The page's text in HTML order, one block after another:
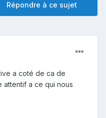
Répondre à ce sujet
a coté de ca de
attentif a ce qui nous